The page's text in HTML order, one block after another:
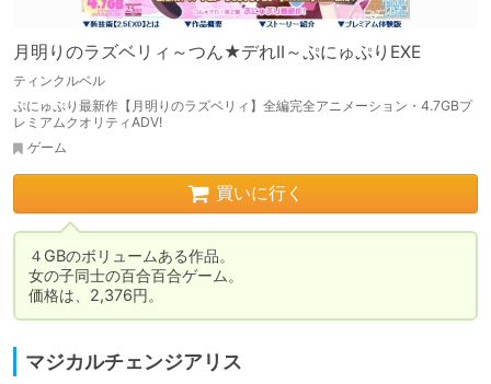
月明りのラズベリィ～つん★デれII～ぷにゅぷりEXE
ティンクルベル
ぷにゅぷり最新作【月明りのラズベリィ】全編完全アニメーション・4.7GBプ
レミアムクオリティADV!
ゲーム
買いに行く
４GBのボリュームある作品。
女の子同士の百合百合ゲーム。
価格は、2,376円。
マジカルチェンジアリス